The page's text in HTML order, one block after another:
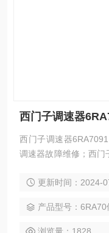
西门子调速器
西门子调速器
调速器故障维修；西门
平衡维修，6RA7091
维修，速度不可控维
正常维修，开不了机维
更新时间：2024-
产品型号：6RA70